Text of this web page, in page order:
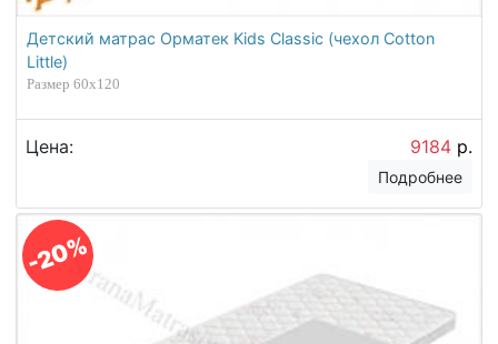
Детский матрас Орматек Kids Classic (чехол Cotton
Little)
Размер 60х120
Цена: 9184 р.
Подробнее
-20%